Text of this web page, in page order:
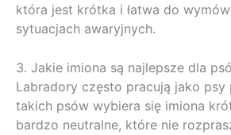
która jest krótka i łatwa do
sytuacjach awaryjnych.
3. Jakie imiona są najlepsze dla
Labradory często pracują jako psy
takich psów wybiera się imiona
bardzo neutralne, które nie